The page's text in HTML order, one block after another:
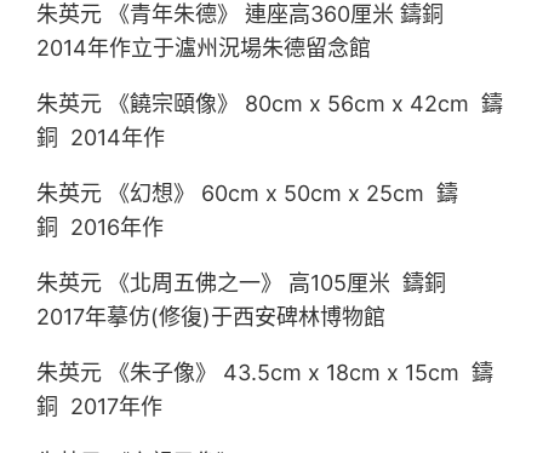
朱英元 《青年朱德》 連座高360厘米 鑄銅
2014年作立于瀘州況場朱德留念館
朱英元 《饒宗頤像》 80cm x 56cm x 42cm 鑄
銅 2014年作
朱英元 《幻想》 60cm x 50cm x 25cm 鑄
銅 2016年作
朱英元 《北周五佛之一》 高105厘米 鑄銅
2017年摹仿(修復)于西安碑林博物館
朱英元 《朱子像》 43.5cm x 18cm x 15cm 鑄
銅 2017年作